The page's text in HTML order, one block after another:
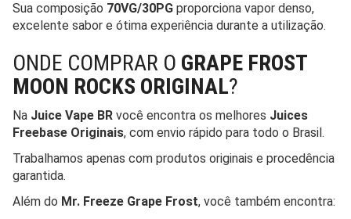
Sua composição 70VG/30PG proporciona vapor denso,
excelente sabor e ótima experiência durante a utilização.
ONDE COMPRAR O GRAPE FROST
MOON ROCKS ORIGINAL?
Na Juice Vape BR você encontra os melhores Juices
Freebase Originais, com envio rápido para todo o Brasil.
Trabalhamos apenas com produtos originais e procedência
garantida.
Além do Mr. Freeze Grape Frost, você também encontra: